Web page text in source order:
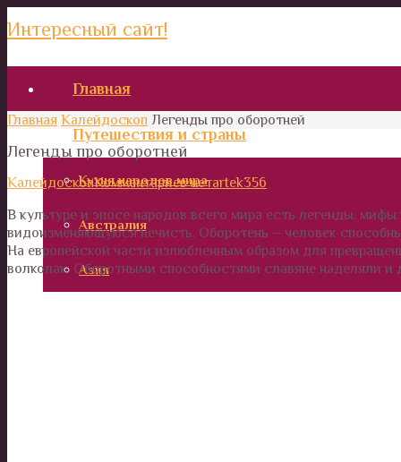
Интересный сайт!
Главная
Путешествия и страны
Кухня народов мира
Австралия
Азия
Главная Калейдоскоп Легенды про оборотней
Легенды про оборотней
КалейдоскопКомментариев нетartek356
В культуре и эпосе народов всего мира есть легенды,
видоизменяющуюся нечисть. Оборотень – человек
На европейской части излюбленным образом для
волколак. Оборотными способностями славяне наделяли